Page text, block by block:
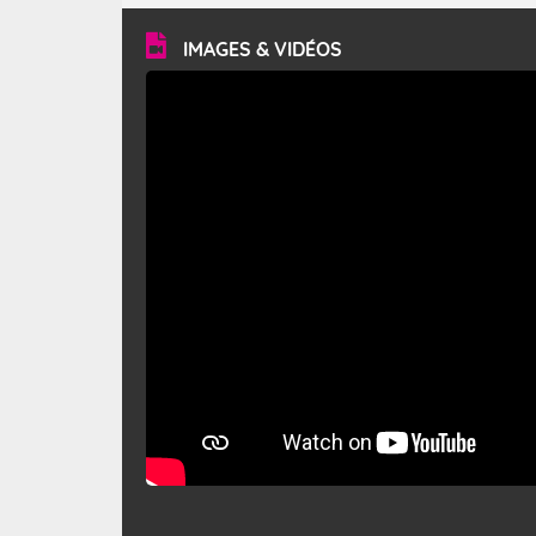
vitesse moyenne de 50 km/h et atteindre 80 à 100 km/h
en rafales, parfois davantage. Il parcourt la basse vallée
du Rhône et la Provence et envahit le littoral
méditerranéen à partir de la Camargue.
IMAGES & VIDÉOS